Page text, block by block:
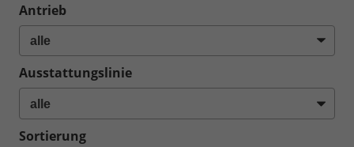
Antrieb
Ausstattungslinie
Sortierung